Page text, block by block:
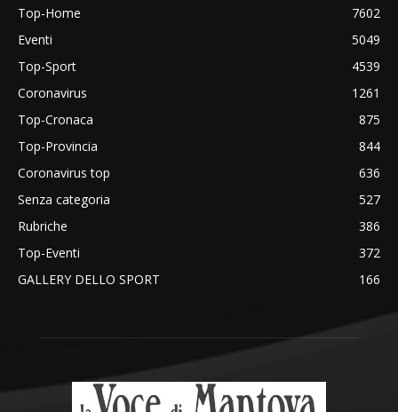
Top-Home
7602
Eventi
5049
Top-Sport
4539
Coronavirus
1261
Top-Cronaca
875
Top-Provincia
844
Coronavirus top
636
Senza categoria
527
Rubriche
386
Top-Eventi
372
GALLERY DELLO SPORT
166